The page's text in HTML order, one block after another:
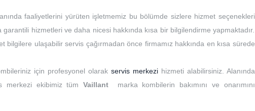
faaliyetlerini yürüten işletmemiz bu bölümde sizlere hizmet seçenekleri
hizmetleri ve daha nicesi hakkında kısa bir bilgilendirme yapmaktadır.
ulaşabilir servis çağırmadan önce firmamız hakkında en kısa sürede
için profesyonel olarak servis merkezihizmeti alabilirsiniz. Alanında
merkezi ekibimiz tümVaillant marka kombilerin bakımını ve onarımını